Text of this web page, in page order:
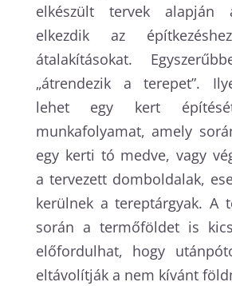
elkészült tervek alapján
elkezdik az
átalakításokat.
„átrendezik a terepet”.
lehet egy kert
munkafolyamat, amely
egy kerti tó medve, vagy
a tervezett domboldalak,
kerülnek a tereptárgyak. A
során a termőföldet is
előfordulhat, hogy
eltávolítják a nem kívánt